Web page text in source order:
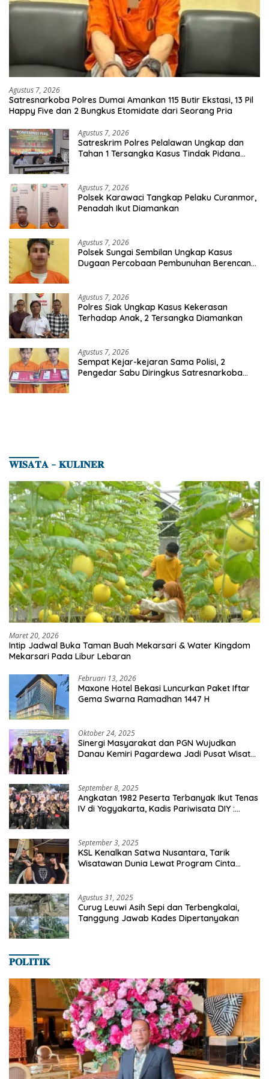
Agustus 7, 2026
Satresnarkoba Polres Dumai Amankan 115 Butir Ekstasi, 13 Pil
Happy Five dan 2 Bungkus Etomidate dari Seorang Pria
Agustus 7, 2026
Satreskrim Polres Pelalawan Ungkap dan
Tahan 1 Tersangka Kasus Tindak Pidana
Agustus 7, 2026
Polsek Karawaci Tangkap Pelaku Curanmor,
Penadah Ikut Diamankan
Agustus 7, 2026
Polsek Sungai Sembilan Ungkap Kasus
Dugaan Percobaan Pembunuhan Berencana,
Agustus 7, 2026
Polres Siak Ungkap Kasus Kekerasan
Terhadap Anak, 2 Tersangka Diamankan
Agustus 7, 2026
Sempat Kejar-kejaran Sama Polisi, 2
Pengedar Sabu Diringkus Satresnarkoba
𝐖𝐈𝐒𝐀𝐓𝐀 – 𝐊𝐔𝐋𝐈𝐍𝐄𝐑
Maret 20, 2026
Intip Jadwal Buka Taman Buah Mekarsari & Water Kingdom
Mekarsari Pada Libur Lebaran
Februari 13, 2026
Maxone Hotel Bekasi Luncurkan Paket Iftar
Gema Swarna Ramadhan 1447 H
Oktober 24, 2025
Sinergi Masyarakat dan PGN Wujudkan
Danau Kemiri Pagardewa Jadi Pusat Wisata
September 8, 2025
Angkatan 1982 Peserta Terbanyak Ikut Tenas
IV di Yogyakarta, Kadis Pariwisata DIY :
September 3, 2025
KSL Kenalkan Satwa Nusantara, Tarik
Wisatawan Dunia Lewat Program Cinta
Agustus 31, 2025
Curug Leuwi Asih Sepi dan Terbengkalai,
Tanggung Jawab Kades Dipertanyakan
𝐏𝐎𝐋𝐈𝐓𝐈𝐊